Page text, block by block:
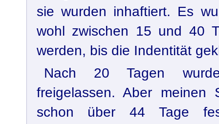
sie wurden inhaftiert. Es
wohl zwischen 15 und 40
werden, bis die Indentität
Nach 20 Tagen
freigelassen. Aber
schon über 44 Tage